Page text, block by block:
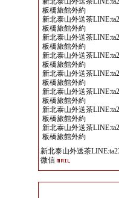
板橋旅館外約
新北泰山外送茶
板橋旅館外約
新北泰山外送茶
板橋旅館外約
新北泰山外送茶
板橋旅館外約
新北泰山外送茶
板橋旅館外約
新北泰山外送茶
板橋旅館外約
新北泰山外送茶
板橋旅館外約
新北泰山外送茶
板橋旅館外約
新北泰山外送茶
微信